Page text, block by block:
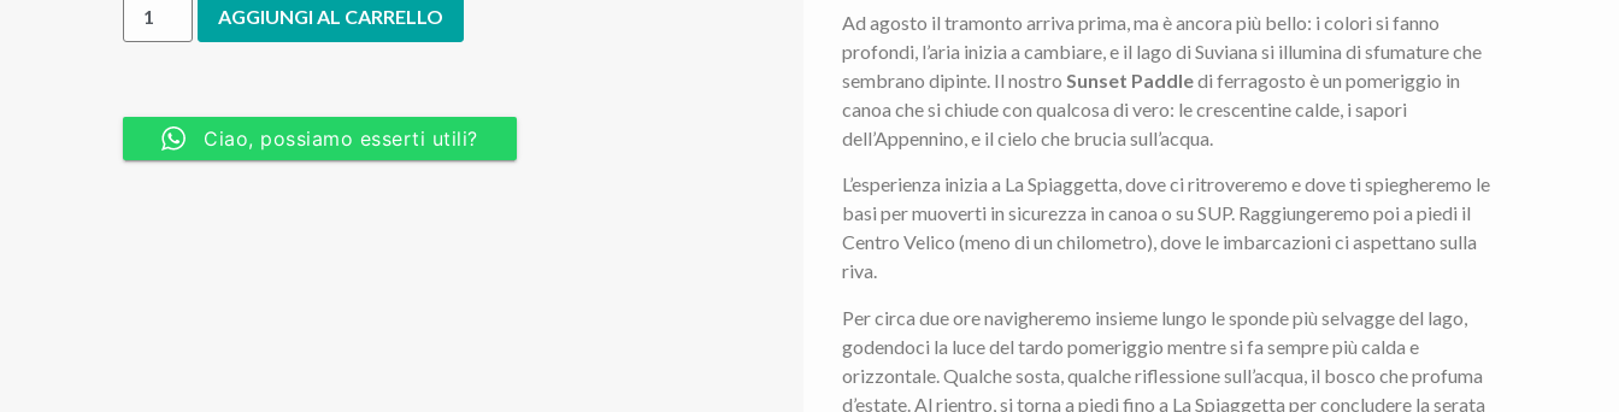
AGGIUNGI AL CARRELLO
Ciao, possiamo esserti utili?
Ad agosto il tramonto arriva prima, ma è ancora più bello: i colori si fanno
profondi, l’aria inizia a cambiare, e il lago di Suviana si illumina di sfumature che
sembrano dipinte. Il nostro Sunset Paddledi ferragosto è un pomeriggio in
canoa che si chiude con qualcosa di vero: le crescentine calde, i sapori
dell’Appennino, e il cielo che brucia sull’acqua.
L’esperienza inizia a La Spiaggetta, dove ci ritroveremo e dove ti spiegheremo le
basi per muoverti in sicurezza in canoa o su SUP. Raggiungeremo poi a piedi il
Centro Velico (meno di un chilometro), dove le imbarcazioni ci aspettano sulla
riva.
Per circa due ore navigheremo insieme lungo le sponde più selvagge del lago,
godendoci la luce del tardo pomeriggio mentre si fa sempre più calda e
orizzontale. Qualche sosta, qualche riflessione sull’acqua, il bosco che profuma
d’estate. Al rientro, si torna a piedi fino a La Spiaggetta per concludere la serata